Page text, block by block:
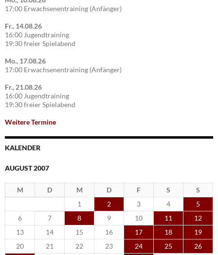
17:00 Erwachsenentraining (Anfänger)
Fr., 14.08.26
16:00 Jugendtraining
19:30 freier Spielabend
Mo., 17.08.26
17:00 Erwachsenentraining (Anfänger)
Fr., 21.08.26
16:00 Jugendtraining
19:30 freier Spielabend
Weitere Termine
KALENDER
AUGUST 2007
M D M D F S
S
1
2 3 4
5
6
7 8 9 10 11
12
13
14 15 16 17 18
19
20
21 22 23 24 25
26